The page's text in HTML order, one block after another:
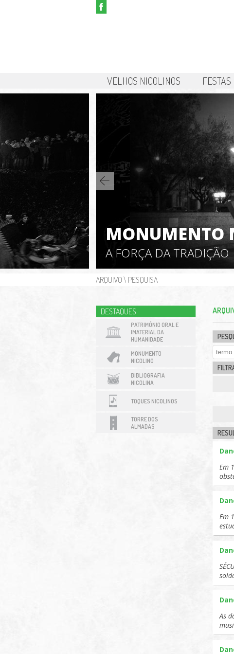
VELHOS NICOLINOS
MONUMENTO
A FORÇA DA TRADIÇÃO
ARQUIVO \ PESQUISA
DESTAQUES
PATRIMÓNIO ORAL E
IMATERIAL DA
HUMANIDADE
MONUMENTO
NICOLINO
BIBLIOGRAFIA
NICOLINA
TOQUES NICOLINOS
TORRE DOS
ALMADAS
Em
Em
As